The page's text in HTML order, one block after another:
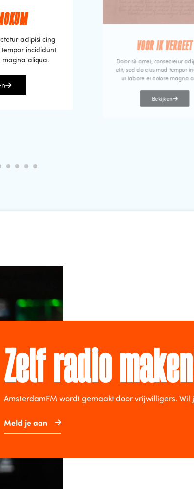
adipisi cing
incididunt
magna aliqua.
VOOR IK VERGEET
Dolor sit amet, consectetur
elit, sed do eius mod tempor
ut labore et dolore magna
Bekijken
Zelf radio
AmsterdamFM wordt gemaakt door vrijwilligers. Wil
Meld je aan